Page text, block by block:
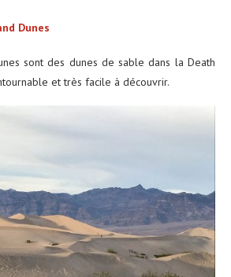
Dunes
sont des dunes de sable dans la Death
et très facile à découvrir.